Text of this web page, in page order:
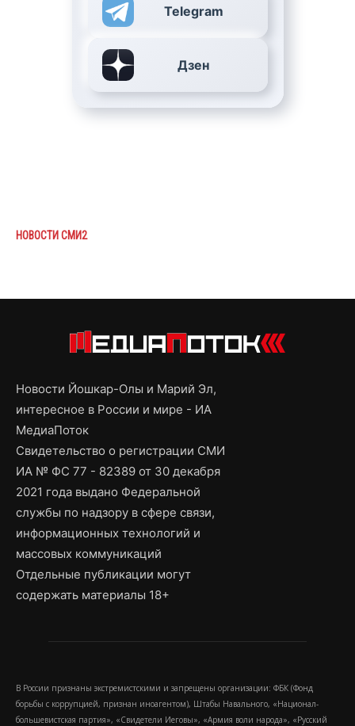
Telegram
Дзен
НОВОСТИ СМИ2
Новости Йошкар-Олы и Марий Эл,
интересное в России и мире - ИА
МедиаПоток
Свидетельство о регистрации СМИ
ИА № ФС 77 - 82389 от 30 декабря
2021 года выдано Федеральной
службы по надзору в сфере связи,
информационных технологий и
массовых коммуникаций
Отдельные публикации могут
содержать материалы 18+
В России признаны экстремистскими и запрещены организации: ФБК (Фонд
борьбы с коррупцией, признан иноагентом), Штабы Навального, «Национал-
большевистская партия», «Свидетели Иеговы», «Армия воли народа», «Русский